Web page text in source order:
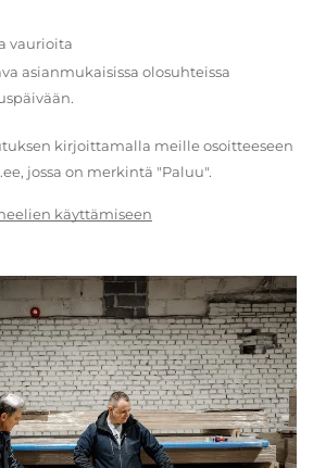
vaurioita
asianmukaisissa olosuhteissa
kirjoittamalla meille osoitteeseen
jossa on merkintä "Paluu".
käyttämiseen